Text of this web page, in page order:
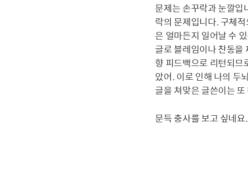
문제는 손꾸락과 눈깔입
락의 문제입니다. 구체
은 얼마든지 일어날 수
글로 블레임이나 찬동을
향 피드백으로 리턴되므
았어. 이로 인해 나의 두
글을 쳐맞은 글쓴이는
문득 충사를 보고 싶네